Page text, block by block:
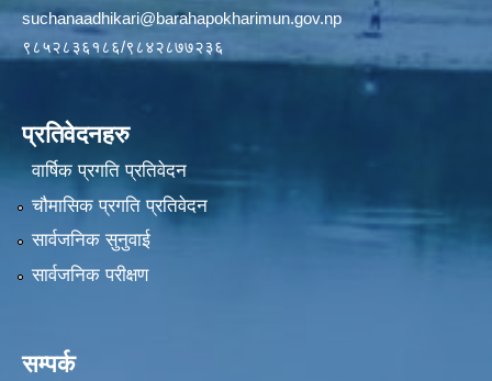
suchanaadhikari@barahapokharimun.gov.np
९८५२८३६१८६/९८४२८७७२३६
प्रतिवेदनहरु
वार्षिक प्रगति प्रतिवेदन
चौमासिक प्रगति प्रतिवेदन
सार्वजनिक सुनुवाई
सार्वजनिक परीक्षण
सम्पर्क